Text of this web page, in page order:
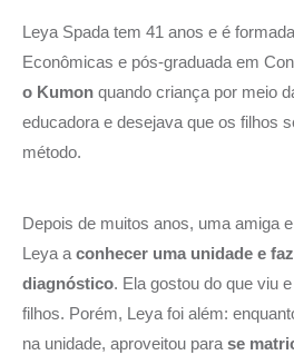
Leya Spada tem 41 anos e é
Econômicas e pós-graduada em
o Kumon quando criança por meio
educadora e desejava que os filhos
método.
Depois de muitos anos, uma amiga
Leya a conhecer uma unidade e
diagnóstico. Ela gostou do que viu
filhos. Porém, Leya foi além:
na unidade, aproveitou para se